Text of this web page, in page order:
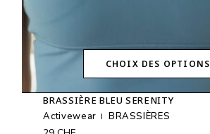
CHOIX DES OPTIONS
Ce
produit
a
plusieurs
BRASSIÈRE BLEU SERENITY
Activewear
BRASSIÈRES